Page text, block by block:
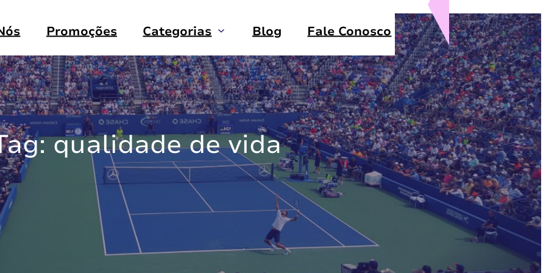
Promoções Categorias Blog Fale Conosco
qualidade de vida